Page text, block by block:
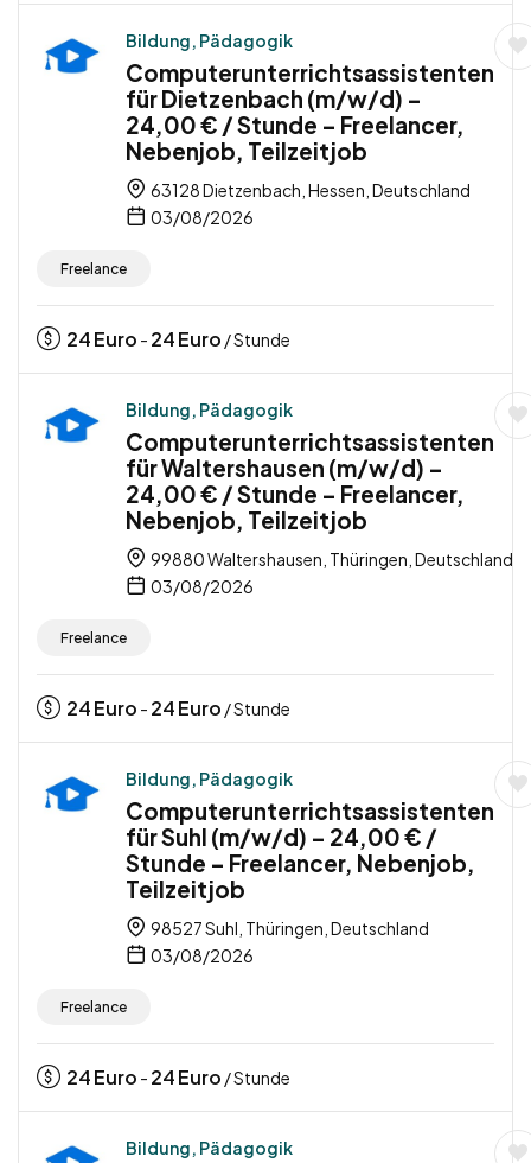
Bildung, Pädagogik
Computerunterrichtsassistenten
für Dietzenbach (m/w/d) –
24,00 € / Stunde – Freelancer,
Nebenjob, Teilzeitjob
63128 Dietzenbach, Hessen, Deutschland
03/08/2026
Freelance
24Euro - 24Euro / Stunde
Bildung, Pädagogik
Computerunterrichtsassistenten
für Waltershausen (m/w/d) –
24,00 € / Stunde – Freelancer,
Nebenjob, Teilzeitjob
99880 Waltershausen, Thüringen, Deutschland
03/08/2026
Freelance
24Euro - 24Euro / Stunde
Bildung, Pädagogik
Computerunterrichtsassistenten
für Suhl (m/w/d) – 24,00 € /
Stunde – Freelancer, Nebenjob,
Teilzeitjob
98527 Suhl, Thüringen, Deutschland
03/08/2026
Freelance
24Euro - 24Euro / Stunde
Bildung, Pädagogik